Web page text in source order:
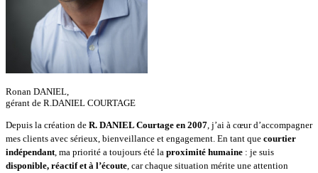
Ronan DANIEL,
gérant de R.DANIEL COURTAGE
Depuis la création de R. DANIEL Courtage en 2007, j’ai à cœur d’accompagner
mes clients avec sérieux, bienveillance et engagement. En tant que courtier
indépendant, ma priorité a toujours été la proximité humaine : je suis
disponible, réactif et à l’écoute, car chaque situation mérite une attention